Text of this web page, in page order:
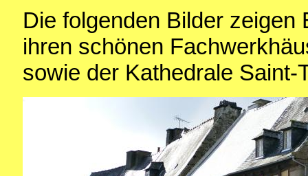
Die folgenden Bilder zeigen
ihren schönen
sowie der Kathedrale Saint-